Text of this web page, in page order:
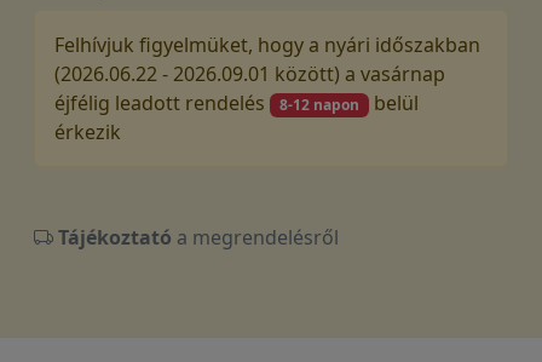
Felhívjuk figyelmüket, hogy a nyári időszakban
(2026.06.22 - 2026.09.01 között) a vasárnap
éjfélig leadott rendelés
8-12 napon belül
érkezik
Tájékoztató a megrendelésről